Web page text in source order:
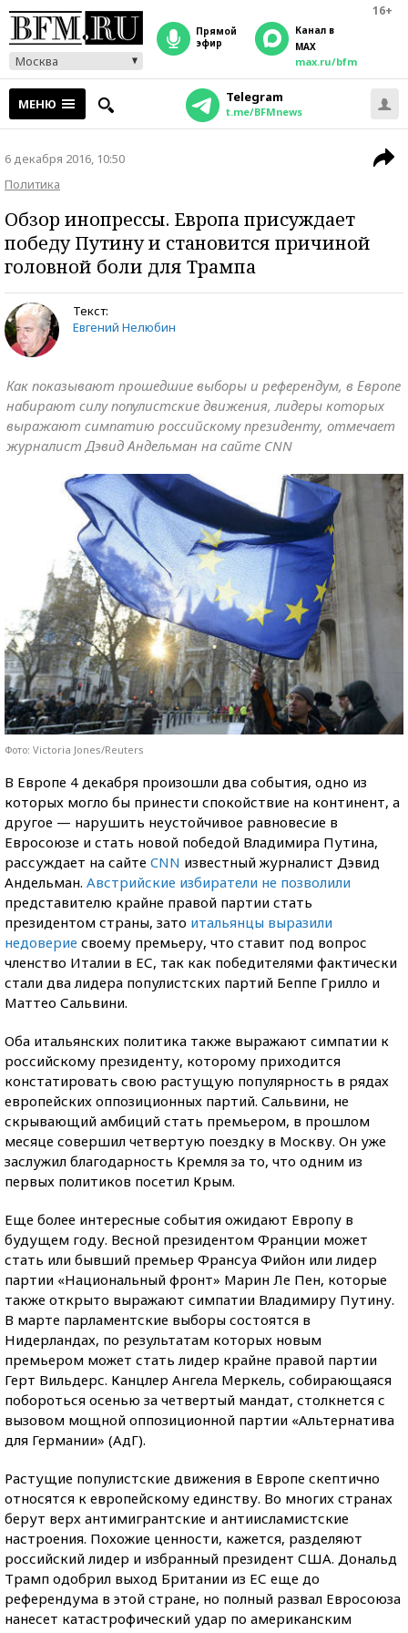
16+
Москва
прямой
эфир
Канал в
MAX
max.ru/bfm
МЕНЮ Telegram
t.me/BFMnews
6 декабря 2016, 10:50
Политика
Обзор инопрессы. Европа присуждает
победу Путину и становится причиной
головной боли для Трампа
Текст:
Евгений Нелюбин
Как показывают прошедшие выборы и референдум, в Европе
набирают силу популистские движения, лидеры которых
выражают симпатию российскому президенту, отмечает
журналист Дэвид Андельман на сайте CNN
Фото: Victoria Jones/Reuters
В Европе 4 декабря произошли два события, одно из
которых могло бы принести спокойствие на континент, а
другое — нарушить неустойчивое равновесие в
Евросоюзе и стать новой победой Владимира Путина,
рассуждает на сайте CNN известный журналист Дэвид
Андельман. Австрийские избиратели не позволили
представителю крайне правой партии стать
президентом страны, зато итальянцы выразили
недоверие своему премьеру, что ставит под вопрос
членство Италии в ЕС, так как победителями фактически
стали два лидера популистских партий Беппе Грилло и
Маттео Сальвини.
Оба итальянских политика также выражают симпатии к
российскому президенту, которому приходится
констатировать свою растущую популярность в рядах
европейских оппозиционных партий. Сальвини, не
скрывающий амбиций стать премьером, в прошлом
месяце совершил четвертую поездку в Москву. Он уже
заслужил благодарность Кремля за то, что одним из
первых политиков посетил Крым.
Еще более интересные события ожидают Европу в
будущем году. Весной президентом Франции может
стать или бывший премьер Франсуа Фийон или лидер
партии «Национальный фронт» Марин Ле Пен, которые
также открыто выражают симпатии Владимиру Путину.
В марте парламентские выборы состоятся в
Нидерландах, по результатам которых новым
премьером может стать лидер крайне правой партии
Герт Вильдерс. Канцлер Ангела Меркель, собирающаяся
побороться осенью за четвертый мандат, столкнется с
вызовом мощной оппозиционной партии «Альтернатива
для Германии» (АдГ).
Растущие популистские движения в Европе скептично
относятся к европейскому единству. Во многих странах
берут верх антимигрантские и антиисламистские
настроения. Похожие ценности, кажется, разделяют
российский лидер и избранный президент США. Дональд
Трамп одобрил выход Британии из ЕС еще до
референдума в этой стране, но полный развал Евросоюза
нанесет катастрофический удар по американским